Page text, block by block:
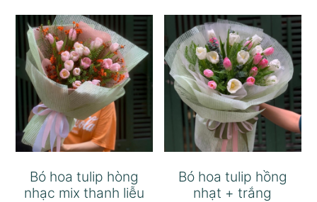
Bó hoa tulip hòng
nhạc mix thanh liễu
Bó hoa tulip hồng
nhạt + trắng